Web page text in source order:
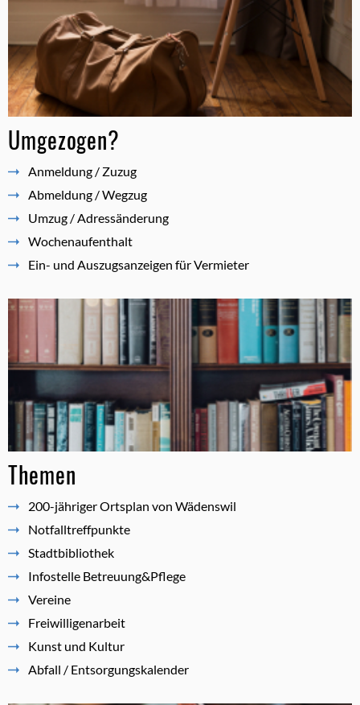
Umgezogen?
Anmeldung / Zuzug
Abmeldung / Wegzug
Umzug / Adressänderung
Wochenaufenthalt
Ein- und Auszugsanzeigen für Vermieter
Themen
200-jähriger Ortsplan von Wädenswil
Notfalltreffpunkte
Stadtbibliothek
Infostelle Betreuung&Pflege
Vereine
Freiwilligenarbeit
Kunst und Kultur
Abfall / Entsorgungskalender